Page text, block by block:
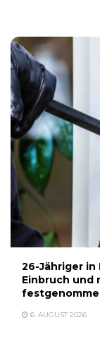
26-Jähriger
Einbruch und
6. AUGUST 2026